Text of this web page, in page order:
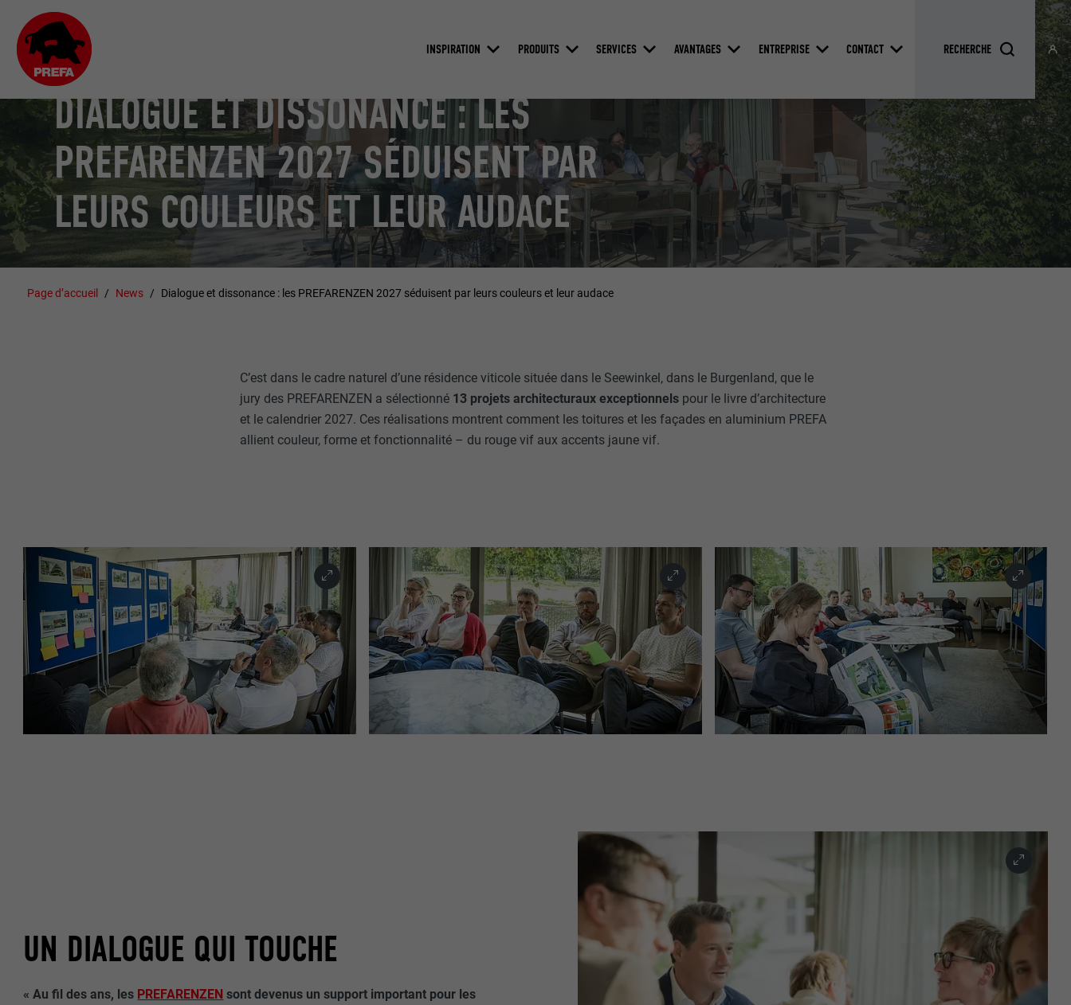
INSPIRATION PRODUITS SERVICES AVANTAGES ENTREPRISE CONTACT
DIALOGUE ET DISSONANCE : LES
PREFARENZEN 2027 SÉDUISENT PAR
LEURS COULEURS ET LEUR AUDACE
Page d’accueil News Dialogue et dissonance : les PREFARENZEN 2027 séduisent par leurs couleurs et leur audace
C’est dans le cadre naturel d’une résidence viticole située dans le Seewinkel, dans le Burgenland, que le
jury des PREFARENZEN a sélectionné 13 projets architecturaux exceptionnels pour le livre d’architecture
et le calendrier 2027. Ces réalisations montrent comment les toitures et les façades en aluminium PREFA
allient couleur, forme et fonctionnalité – du rouge vif aux accents jaune vif.
UN DIALOGUE QUI TOUCHE
« Au fil des ans, les PREFARENZEN sont devenus un support important pour les